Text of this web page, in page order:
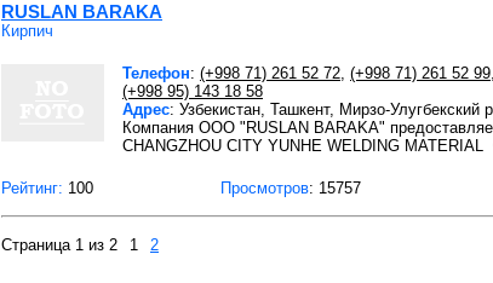
RUSLAN BARAKA
Кирпич
Телефон: (+998 71) 261 52 72, (+998 71) 261 52 99,
(+998 95) 143 18 58
Адрес: Узбекистан, Ташкент, Мирзо-
Компания OOO "RUSLAN BARAKA"
CHANGZHOU CITY YUNHE WELDING
Рейтинг: 100 Просмотров: 15757
Страница 1 из 2 1 2